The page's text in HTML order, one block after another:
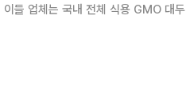
는 국내 전체 식용 GMO 대두(콩)와 옥수수